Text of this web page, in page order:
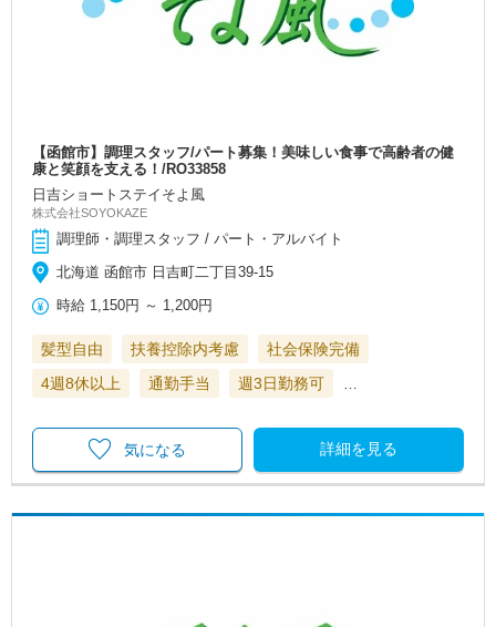
【函館市】調理スタッフ/パート募集！美味しい食事で高齢者の健
康と笑顔を支える！/RO33858
日吉ショートステイそよ風
株式会社SOYOKAZE
調理師・調理スタッフ / パート・アルバイト
北海道 函館市 日吉町二丁目39-15
時給 1,150円 ～ 1,200円
髪型自由 扶養控除内考慮
社会保険完備
4週8休以上
通勤手当 週3日勤務可
詳細を見る
気になる